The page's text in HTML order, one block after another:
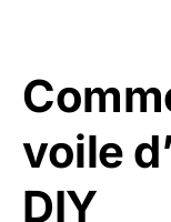
voile
DIY